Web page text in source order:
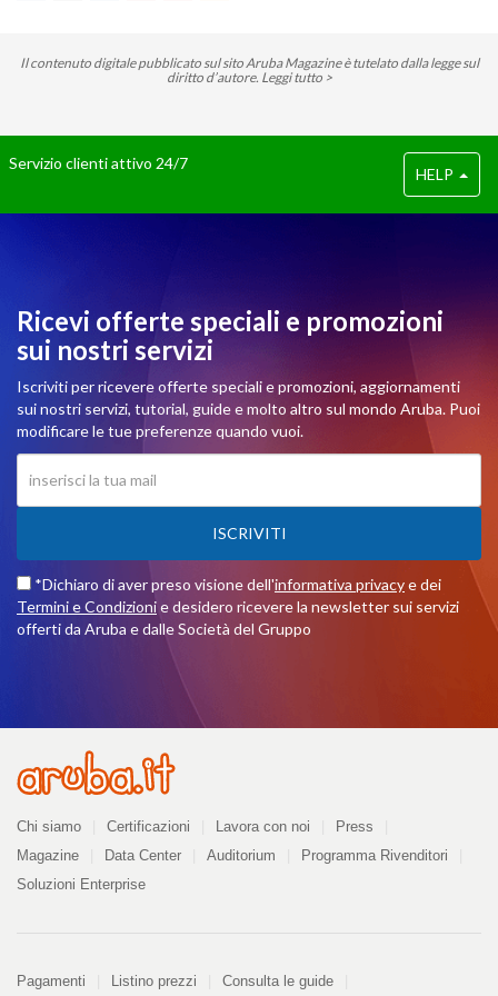
Il contenuto digitale pubblicato sul sito Aruba Magazine è tutelato dalla legge sul
diritto d’autore. Leggi tutto >
HELP
Servizio clienti attivo 24/7
Ricevi offerte speciali e promozioni
sui nostri servizi
Iscriviti per ricevere offerte speciali e promozioni, aggiornamenti
sui nostri servizi, tutorial, guide e molto altro sul mondo Aruba. Puoi
modificare le tue preferenze quando vuoi.
ISCRIVITI
*Dichiaro di aver preso visione dell'informativa privacye dei
Termini e Condizionie desidero ricevere la newsletter sui servizi
offerti da Aruba e dalle Società del Gruppo
Azienda
Chi siamo Certificazioni Lavora con noi
Press
Magazine
Data Center Auditorium
Programma Rivenditori
Soluzioni Enterprise
Pagamenti
Pagamenti Listino prezzi Consulta le guide